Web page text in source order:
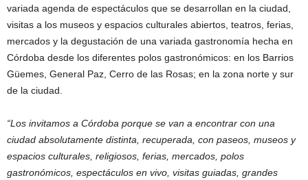
variada agenda de espectáculos que se desarrollan en la ciudad,
visitas a los museos y espacios culturales abiertos, teatros, ferias,
mercados y la degustación de una variada gastronomía hecha en
Córdoba desde los diferentes polos gastronómicos: en los Barrios
Güemes, General Paz, Cerro de las Rosas; en la zona norte y sur
de la ciudad.
“Los invitamos a Córdoba porque se van a encontrar con una
ciudad absolutamente distinta, recuperada, con paseos, museos y
espacios culturales, religiosos, ferias, mercados, polos
gastronómicos, espectáculos en vivo, visitas guiadas, grandes